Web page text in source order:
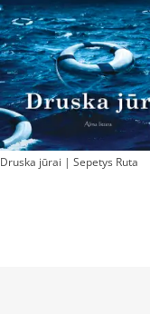
Druska jūrai | Sepetys Ruta